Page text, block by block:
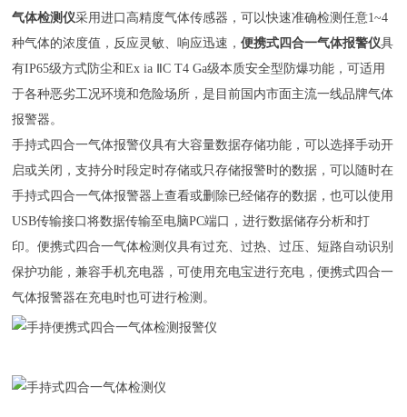
客户案例
新闻中心
技术中心
关于我们
服务优势
联系我们
气体检测仪采用进口高精度气体传感器，可以快速准确检测任意1~4
种气体的浓度值，反应灵敏、响应迅速，便携式四合一气体报警仪具
有IP65级方式防尘和Ex ia ⅡC T4 Ga级本质安全型防爆功能，可适用
于各种恶劣工况环境和危险场所，是目前国内市面主流一线品牌气体
报警器。
手持式四合一气体报警仪具有大容量数据存储功能，可以选择手动开
启或关闭，支持分时段定时存储或只存储报警时的数据，可以随时在
手持式四合一气体报警器上查看或删除已经储存的数据，也可以使用
USB传输接口将数据传输至电脑PC端口，进行数据储存分析和打
印。便携式四合一气体检测仪具有过充、过热、过压、短路自动识别
保护功能，兼容手机充电器，可使用充电宝进行充电，便携式四合一
气体报警器在充电时也可进行检测。